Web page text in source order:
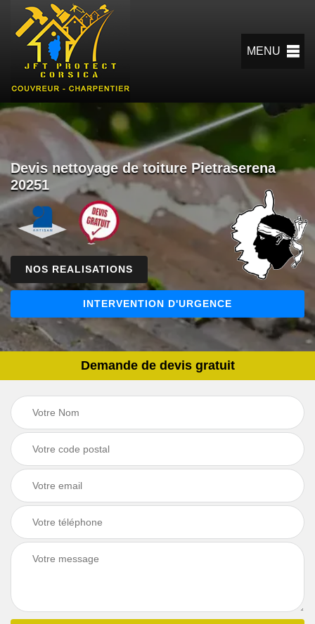
MENU
Devis nettoyage de toiture Pietraserena
20251
NOS REALISATIONS
INTERVENTION D'URGENCE
Demande de devis gratuit